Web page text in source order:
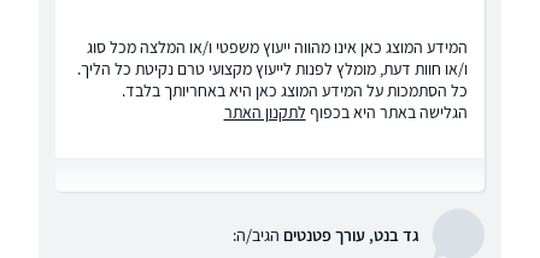
המידע המוצג כאן אינו מהווה ייעוץ משפטי ו/או המלצה מכל סוג
ו/או חוות דעת, מומלץ לפנות לייעוץ מקצועי טרם נקיטת כל הליך.
כל הסתמכות על המידע המוצג כאן היא באחריותך בלבד.
הגלישה באתר היא בכפוף לתקנון האתר
גד בנט, עורך פטנטים הגיב/ה: